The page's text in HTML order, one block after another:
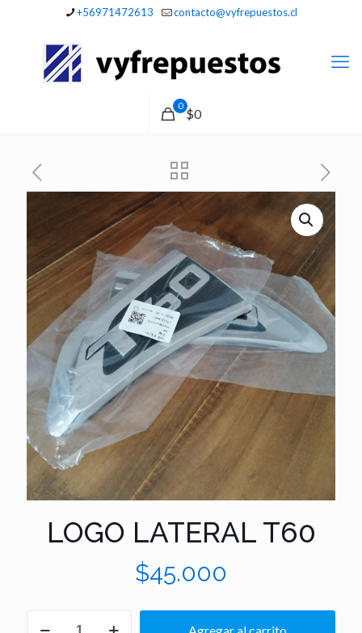
+56971472613 contacto@vyfrepuestos.cl
0
$0
LOGO LATERAL T60
$45.000